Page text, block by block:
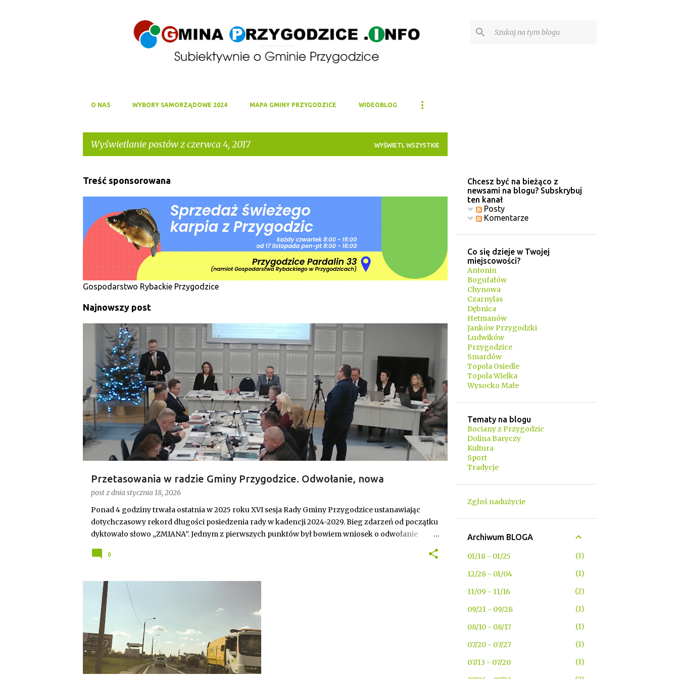
O NAS WYBORY SAMORZĄDOWE 2024 MAPA GMINY PRZYGODZICE WIDEOBLOG
Wyświetlanie postów z czerwca 4, 2017 WYŚWIETL WSZYSTKIE
P
o
y
Treść sponsorowana
Gospodarstwo Rybackie Przygodzice
Najnowszy post
Przetasowania w radzie Gminy Przygodzice. Odwołanie, nowa
przewodnicząca i uchwalony budżet.
post z dniastycznia 18, 2026
SAMORZĄD
Ponad 4 godziny trwała ostatnia w 2025 roku XVI sesja Rady Gminy Przygodzice ustanawiając
dotychczasowy rekord długości posiedzenia rady w kadencji 2024-2029. Bieg zdarzeń od początku
dyktowało słowo „ZMIANA”. Jednym z pierwszych punktów był bowiem wniosek o odwołanie
Joanna Jabłecka - dotychczasowa wiceprzewodnicząca.
0
INWESTYCJE
Chcesz być na bieżąco z
newsami na blogu? Subskrybuj
ten kanał
Posty
Komentarze
Co się dzieje w Twojej
miejscowości?
Antonin
Bogufałów
Chynowa
Czarnylas
Dębnica
Hetmanów
Janków Przygodzki
Ludwików
Przygodzice
Smardów
Topola Osiedle
Topola Wielka
Wysocko Małe
Tematy na blogu
Bociany z Przygodzic
Dolina Baryczy
Kultura
Sport
Tradycje
Zgłoś nadużycie
Archiwum BLOGA
01/18 - 01/25
1
12/28 - 01/04
1
11/09 - 11/16
2
09/21 - 09/28
1
08/10 - 08/17
1
07/20 - 07/27
1
07/13 - 07/20
1